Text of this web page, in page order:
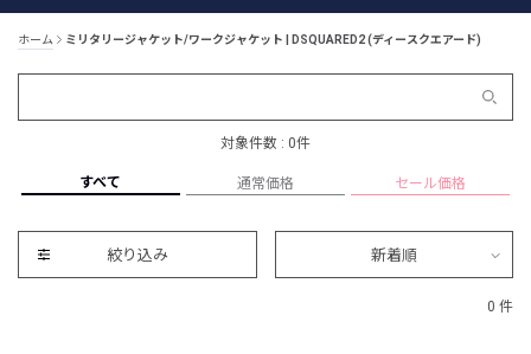
ホーム ミリタリージャケット/ワークジャケット | DSQUARED2 (ディースクエアード)
対象件数 : 0件
すべて 通常価格 セール価格
絞り込み 新着順
0 件